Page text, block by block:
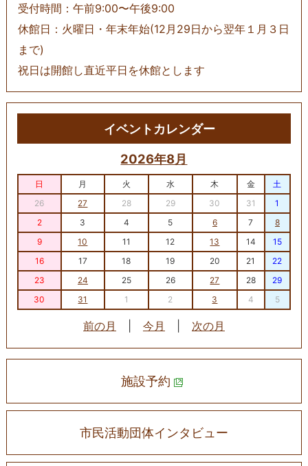
受付時間：午前9:00〜午後9:00
休館日：火曜日・年末年始(12月29日から翌年１月３日
まで)
祝日は開館し直近平日を休館とします
イベントカレンダー
2026年8月
日 月 火 水 木 金
土
26
27 28 29 30 31
1
2
3 4 5 6 7
8
9
10 11 12 13 14
15
16
17 18 19 20 21
22
23
24 25 26 27 28
29
30
31 1 2 3 4 5
前の月 今月 次の月
施設予約
市民活動団体インタビュー